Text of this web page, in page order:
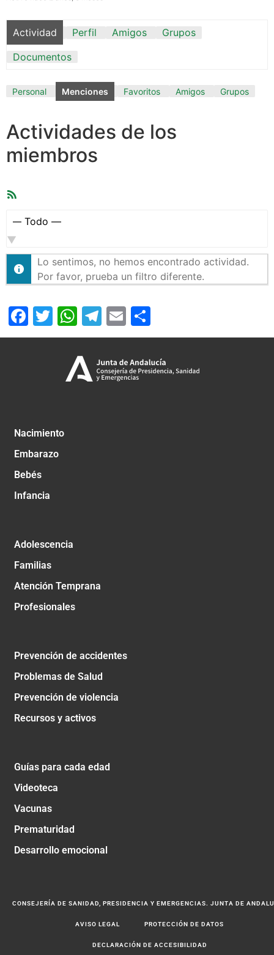
Actividad Perfil Amigos
Grupos
Documentos
Personal Menciones Favoritos Amigos Grupos
Actividades de los
miembros
Mostrar:
Lo sentimos, no hemos encontrado actividad.
Por favor, prueba un filtro diferente.
Facebook
Twitter
WhatsApp
Telegram
Email
Nacimiento
Embarazo
Bebés
Infancia
Adolescencia
Familias
Atención Temprana
Profesionales
Prevención de accidentes
Problemas de Salud
Prevención de violencia
Recursos y activos
Guías para cada edad
Videoteca
Vacunas
Prematuridad
Desarrollo emocional
CONSEJERÍA DE SANIDAD, PRESIDENCIA Y EMERGENCIAS. JUNTA DE
AVISO LEGAL PROTECCIÓN DE DATOS
DECLARACIÓN DE ACCESIBILIDAD